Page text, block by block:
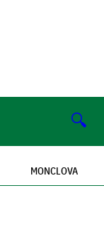
🔍
MONCLOVA